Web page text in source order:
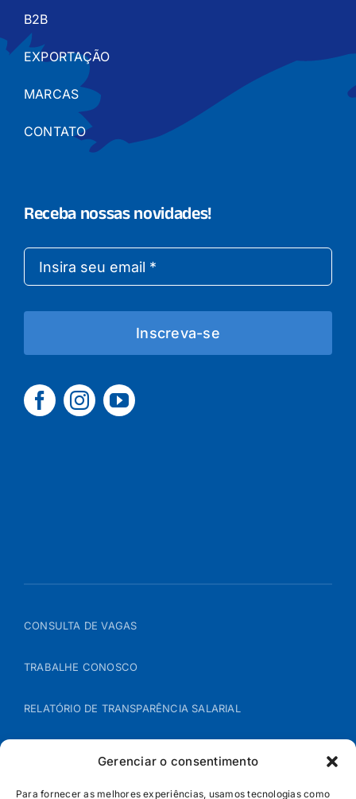
Gerenciar o consentimento
Para fornecer as melhores experiências, usamos tecnologias como
B2B
EXPORTAÇÃO
MARCAS
CONTATO
Receba nossas novidades!
Inscreva-se
CONSULTA DE VAGAS
TRABALHE CONOSCO
RELATÓRIO DE TRANSPARÊNCIA SALARIAL
POLÍTICA DE COOKIES